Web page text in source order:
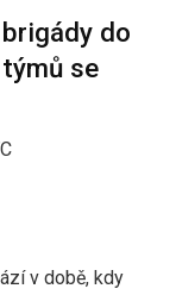
do
se
v době, kdy